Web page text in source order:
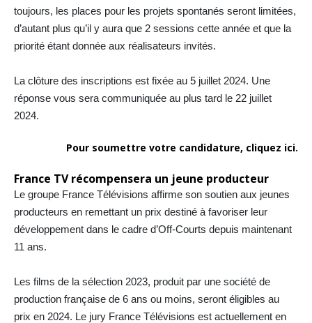
toujours, les places pour les projets spontanés seront limitées,
d’autant plus qu’il y aura que 2 sessions cette année et que la
priorité étant donnée aux réalisateurs invités.
La clôture des inscriptions est fixée au 5 juillet 2024. Une
réponse vous sera communiquée au plus tard le 22 juillet
2024.
Pour soumettre votre candidature, cliquez ici.
France TV récompensera un jeune producteur
Le groupe France Télévisions affirme son soutien aux jeunes
producteurs en remettant un prix destiné à favoriser leur
développement dans le cadre d’Off-Courts depuis maintenant
11 ans.
Les films de la sélection 2023, produit par une société de
production française de 6 ans ou moins, seront éligibles au
prix en 2024. Le jury France Télévisions est actuellement en